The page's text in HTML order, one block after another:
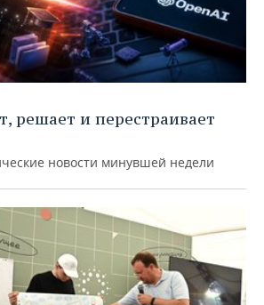
решает и перестраивает
новости минувшей недели